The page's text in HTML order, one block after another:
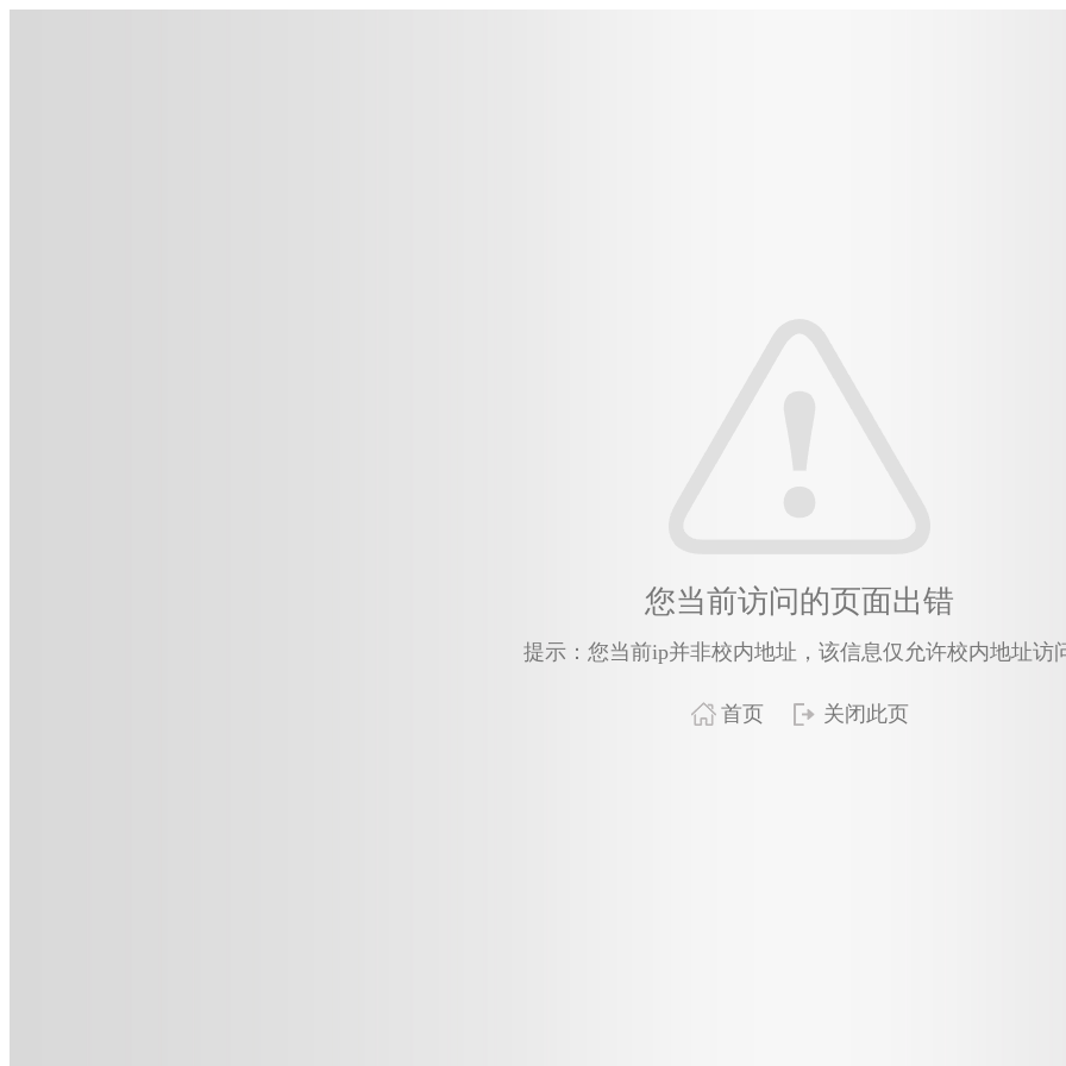
您当前访问的页面出错
提示：您当前ip并非校内地址，该信息仅允许校内地址访
首页 关闭此页